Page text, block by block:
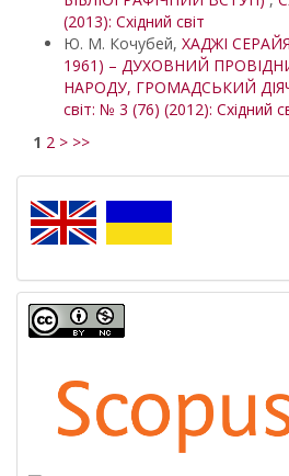
(2013): Східний світ
Ю. М. Кочубей, ХАДЖІ
1961) – ДУХОВНИЙ
НАРОДУ, ГРОМАДСЬКИЙ
світ: № 3 (76) (2012): Східний
1 2 > >>